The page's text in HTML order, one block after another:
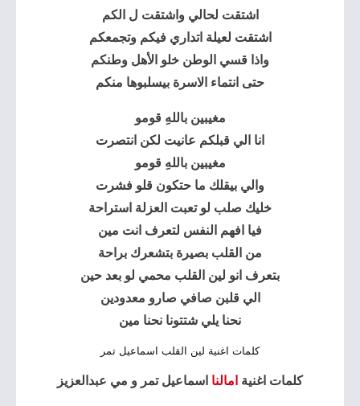
اشتقت لحالي واشتقت ل الكم
اشتقت لعيلة اتداري فيكم وتجمعكم
واذا قسي الوطن خلو الأهل وطنكم
حتى انتماء الاسرة بيسلبوها منكم
مغيبين باللهِ قومو
انا الي قبلكم عانيت لكن انتصرت
مغيبين باللهِ قومو
والي بيقلك ما حتكون قلو فشرت
خليك صلب لو تعبت العزلة استراحة
فيا افهم النفس لتعرف انت مين
من القلب بصيرة بتشعرك براحة
بتعرف انو لين القلب محمي لو بعد حين
الي قلبن صافي صارو معدودين
نحنا يلي شتتونا نحنا مين
كلمات اغنية لين القلب اسماعيل تمر
كلمات اغنية امالنا اسماعيل تمر و مي عبدالعزيز